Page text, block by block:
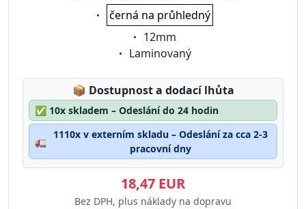
Eigenschaft:
černá na průhledný
Eigenschaft:
12mm
Eigenschaft:
Laminovaný
📦 Lagerstatus:
Dostupnost a dodací lhůta
✅ 10x skladem – Odeslání do 24 hodin
🚛
1110x v externím skladu – Odeslání za cca 2-3
pracovní dny
18,47 EUR
Bez DPH, plus náklady na dopravu